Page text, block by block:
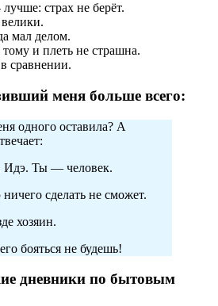
страх не берёт.
велики.
мал делом.
и плеть не страшна.
сравнении.
меня больше всего:
одного оставила? А
Идэ. Ты — человек.
сделать не сможет.
хозяин.
бояться не будешь!
дневники по бытовым